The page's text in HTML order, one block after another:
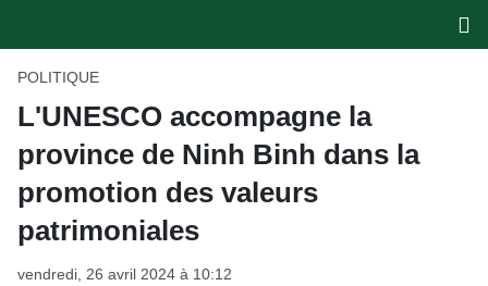
PAGE D'ACCUEIL
POLITIQUE
POLITIQUE
L'UNESCO accompagne la
province de Ninh Binh dans la
promotion des valeurs
patrimoniales
vendredi, 26 avril 2024 à 10:12